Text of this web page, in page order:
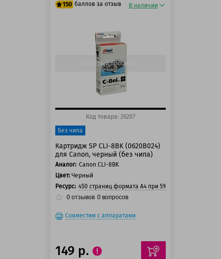
150 баллов за отзыв
125 баллов
150 баллов
В наличии
Быстрый просмотр
Код товара: 26207
Без чипа
Картридж SP CLI-8BK (0620B024)
для Canon, черный (без чипа)
Аналог: Canon CLI-8BK
Цвет: Черный
Ресурс: 450 страниц формата А4 при 5% заполнении
0 отзывов 0 вопросов
Совместим с аппаратами
149 р.